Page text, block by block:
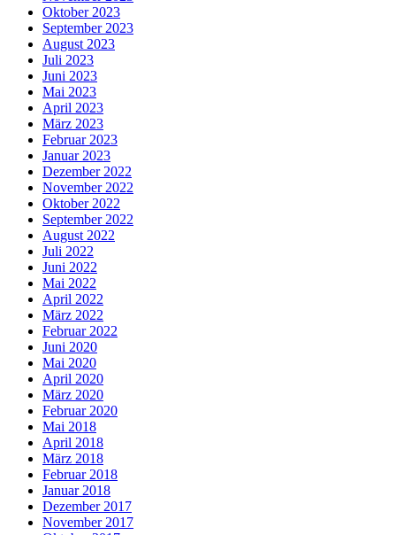
Oktober 2023
September 2023
August 2023
Juli 2023
Juni 2023
Mai 2023
April 2023
März 2023
Februar 2023
Januar 2023
Dezember 2022
November 2022
Oktober 2022
September 2022
August 2022
Juli 2022
Juni 2022
Mai 2022
April 2022
März 2022
Februar 2022
Juni 2020
Mai 2020
April 2020
März 2020
Februar 2020
Mai 2018
April 2018
März 2018
Februar 2018
Januar 2018
Dezember 2017
November 2017